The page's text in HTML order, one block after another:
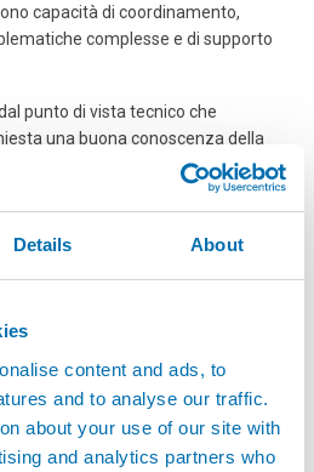
Details About
content and ads, to
and to analyse our traffic.
about your use of our site with
and analytics partners who
capacità di coordinamento,
complesse e di supporto
punto di vista tecnico che
una buona conoscenza della
con le funzioni estere
coinvolti in un percorso che
Unit dell’Azienda.
presso la sede centrale di Bentivoglio
di unTirocinio retribuito di
specifiche sessioni formative e
moduli SAP, ed in particolare negli